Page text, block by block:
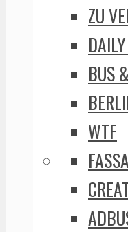
ZU
BUS
WTF